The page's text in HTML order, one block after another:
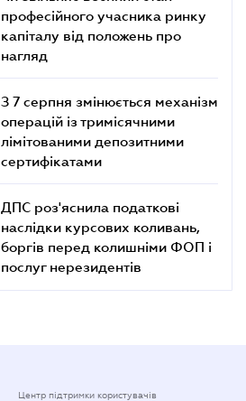
професійного учасника ринку
капіталу від положень про
нагляд
З 7 серпня змінюється механізм
операцій із тримісячними
лімітованими депозитними
сертифікатами
ДПС роз'яснила податкові
наслідки курсових коливань,
боргів перед колишніми ФОП і
послуг нерезидентів
Центр підтримки користувачів